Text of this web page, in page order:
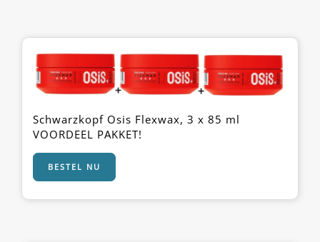
Schwarzkopf Osis Flexwax, 3 x 85 ml
VOORDEEL PAKKET!
BESTEL NU